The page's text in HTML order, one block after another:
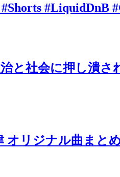
#LiquidDnB
と社会に押し潰さ
オリジナル曲まと